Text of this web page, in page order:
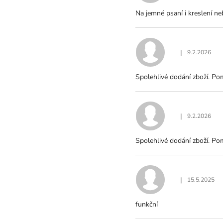
N
Na jemné psaní i kreslení
Hodnocení
| 9.2.2026
Spolehlivé dodání zboží.
Hodnocení
| 9.2.2026
Spolehlivé dodání zboží.
Hodnocení
| 15.5.2025
funkční